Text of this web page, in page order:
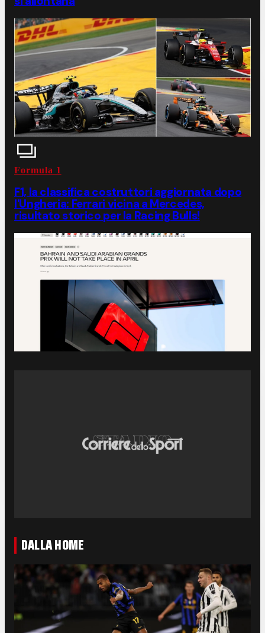
Formula 1
F1, la classifica costruttori aggiornata dopo
l'Ungheria: Ferrari vicina a Mercedes,
risultato storico per la Racing Bulls!
DALLA HOME